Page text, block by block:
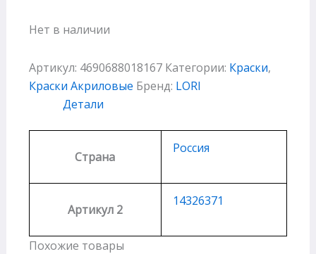
Нет в наличии
Артикул: 4690688018167 Категории: Краски,
Краски Акриловые Бренд: LORI
Детали
Страна
Россия
Артикул 2
14326371
Похожие товары